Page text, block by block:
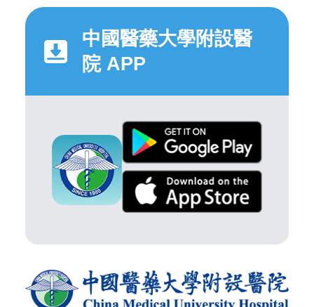
中國醫藥大學附設醫
院 APP